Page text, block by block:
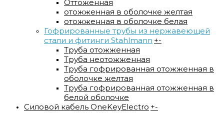
Оттоженная
отожженная в оболочке желтая
отожженная в оболочке белая
Гофрированные трубы из нержавеющей
стали и фитинги Stahlmann +-
Труба отожженная
Труба неотожженная
Труба гофрированная отожженная в
оболочке желтая
Труба гофрированная отожженная в
белой оболочке
Силовой кабель OneKeyElectro +-